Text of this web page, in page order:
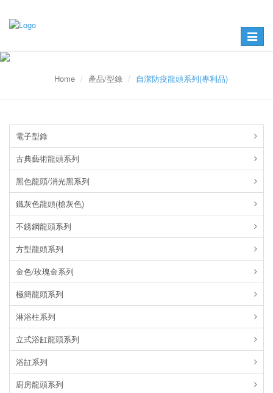
Toggle
Home 產品/型錄 自潔防疫龍頭系列(專利品)
電子型錄
古典藝術龍頭系列
黑色龍頭/消光黑系列
鐵灰色龍頭(槍灰色)
不銹鋼龍頭系列
方型龍頭系列
金色/玫瑰金系列
極簡龍頭系列
淋浴柱系列
立式浴缸龍頭系列
浴缸系列
廚房龍頭系列